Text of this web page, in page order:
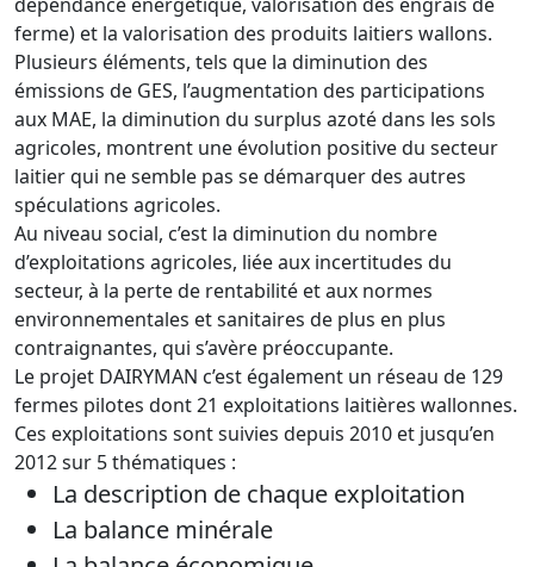
ferme) et la valorisation des produits laitiers wallons.
Plusieurs éléments, tels que la diminution des
émissions de GES, l’augmentation des participations
aux MAE, la diminution du surplus azoté dans les sols
agricoles, montrent une évolution positive du secteur
laitier qui ne semble pas se démarquer des autres
spéculations agricoles.
Au niveau social, c’est la diminution du nombre
d’exploitations agricoles, liée aux incertitudes du
secteur, à la perte de rentabilité et aux normes
environnementales et sanitaires de plus en plus
contraignantes, qui s’avère préoccupante.
Le projet DAIRYMAN c’est également un réseau de 129
fermes pilotes dont 21 exploitations laitières wallonnes.
Ces exploitations sont suivies depuis 2010 et jusqu’en
2012 sur 5 thématiques :
La description de chaque exploitation
La balance minérale